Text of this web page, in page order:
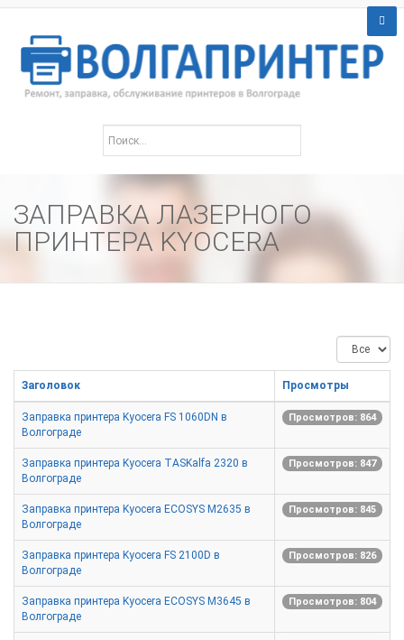
ЗАПРАВКА ЛАЗЕРНОГО
ПРИНТЕРА KYOCERA
Кол-
во
строк:
Заголовок
Просмотры
Заправка принтера Kyocera FS 1060DN в
Волгограде
Просмотров: 864
Заправка принтера Kyocera TASKalfa 2320 в
Волгограде
Просмотров: 847
Заправка принтера Kyocera ECOSYS M2635 в
Волгограде
Просмотров: 845
Заправка принтера Kyocera FS 2100D в
Волгограде
Просмотров: 826
Заправка принтера Kyocera ECOSYS M3645 в
Волгограде
Просмотров: 804